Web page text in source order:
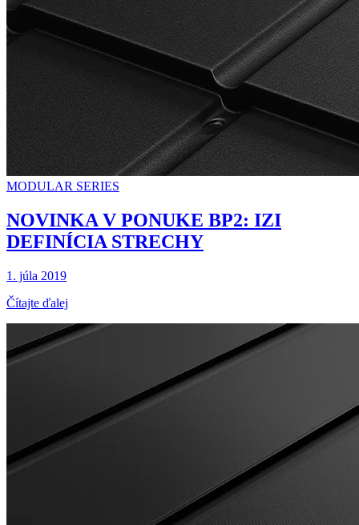
MODULAR SERIES
NOVINKA V PONUKE BP2: IZI
DEFINÍCIA STRECHY
1. júla 2019
Čítajte ďalej